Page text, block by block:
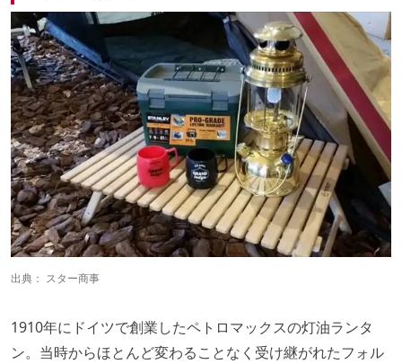
出典： スター商事
1910年にドイツで創業したペトロマックスの灯油ランタ
ン。当時からほとんど変わることなく受け継がれたフォル